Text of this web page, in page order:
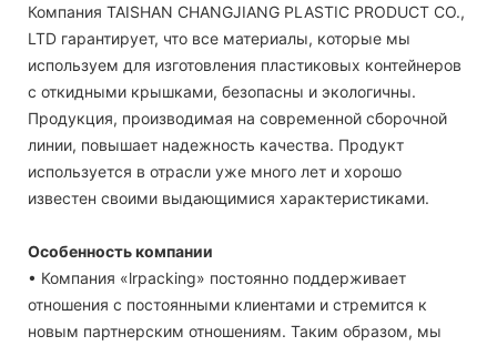
Компания TAISHAN CHANGJIANG PLASTIC PRODUCT CO.,
LTD гарантирует, что все материалы, которые мы
используем для изготовления пластиковых контейнеров
с откидными крышками, безопасны и экологичны.
Продукция, производимая на современной сборочной
линии, повышает надежность качества. Продукт
используется в отрасли уже много лет и хорошо
известен своими выдающимися характеристиками.
Особенность компании
• Компания «lrpacking» постоянно поддерживает
отношения с постоянными клиентами и стремится к
новым партнерским отношениям. Таким образом, мы